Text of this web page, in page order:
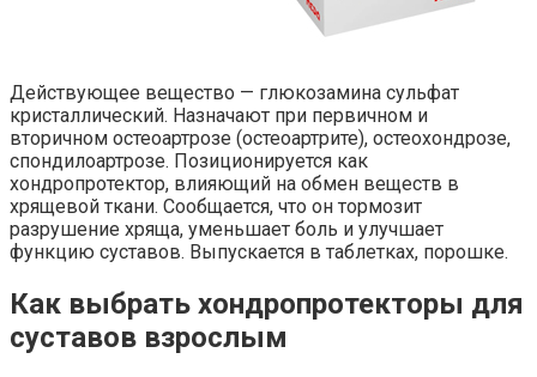
Действующее вещество — глюкозамина сульфат
кристаллический. Назначают при первичном и
вторичном остеоартрозе (остеоартрите), остеохондрозе,
спондилоартрозе. Позиционируется как
хондропротектор, влияющий на обмен веществ в
хрящевой ткани. Сообщается, что он тормозит
разрушение хряща, уменьшает боль и улучшает
функцию суставов. Выпускается в таблетках, порошке.
Как выбрать хондропротекторы для
суставов взрослым